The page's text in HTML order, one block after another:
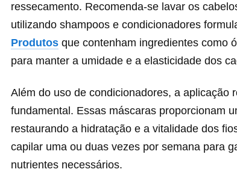
ressecamento. Recomenda-se lavar os
utilizando shampoos e condicionadores
Produtos que contenham ingredientes como
para manter a umidade e a elasticidade dos
Além do uso de condicionadores, a aplicação
fundamental. Essas máscaras proporcionam
restaurando a hidratação e a vitalidade dos
capilar uma ou duas vezes por semana para
nutrientes necessários.